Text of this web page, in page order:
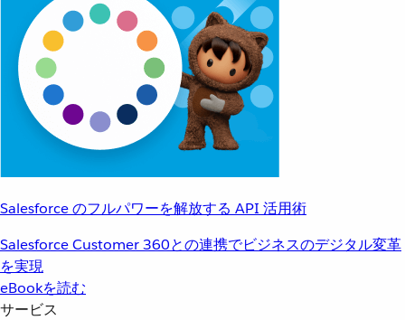
Salesforce のフルパワーを解放する API 活用術
Salesforce Customer 360との連携でビジネスのデジタル変革
を実現
eBookを読む
サービス